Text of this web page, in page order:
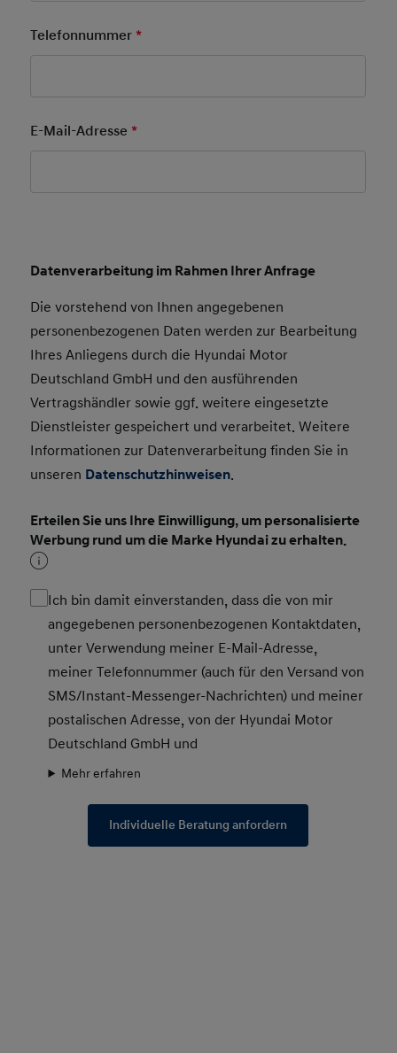
Telefonnummer*
E-Mail-Adresse*
Datenverarbeitung im Rahmen Ihrer Anfrage
Die vorstehend von Ihnen angegebenen
personenbezogenen Daten werden zur Bearbeitung
Ihres Anliegens durch die Hyundai Motor
Deutschland GmbH und den ausführenden
Vertragshändler sowie ggf. weitere eingesetzte
Dienstleister gespeichert und verarbeitet. Weitere
Informationen zur Datenverarbeitung finden Sie in
unseren Datenschutzhinweisen.
Erteilen Sie uns Ihre Einwilligung, um personalisierte
Werbung rund um die Marke Hyundai zu erhalten.
Ich bin damit einverstanden, dass die von mir
angegebenen personenbezogenen Kontaktdaten,
unter Verwendung meiner E-Mail-Adresse,
meiner Telefonnummer (auch für den Versand von
SMS/Instant-Messenger-Nachrichten) und meiner
postalischen Adresse, von der Hyundai Motor
Deutschland GmbH und
Mehr erfahren
Individuelle Beratung anfordern